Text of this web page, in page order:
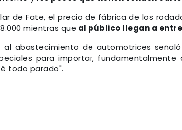
de Fate, el precio de fábrica de los
mientras que al público llegan a entre
al abastecimiento de automotrices
para importar, fundamentalmente
todo parado".